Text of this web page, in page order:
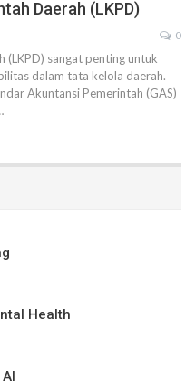
Daerah (LKPD)
0
(LKPD) sangat penting untuk
dalam tata kelola daerah.
Akuntansi Pemerintah (GAS)
Health